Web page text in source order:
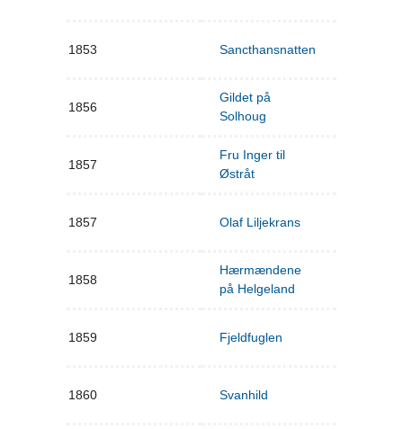
1853 Sancthansnatten
1856
Gildet på
Solhoug
1857
Fru Inger til
Østråt
1857 Olaf Liljekrans
1858
Hærmændene
på Helgeland
1859 Fjeldfuglen
1860 Svanhild